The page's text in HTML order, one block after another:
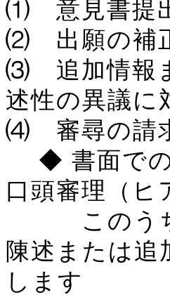
⑴ 意見書提
⑵ 出願の補
⑶ 追加情報
述性の異議に
⑷ 審尋の請
◆ 書面での
口頭審理（ヒ
このうち出
陳述または追
します